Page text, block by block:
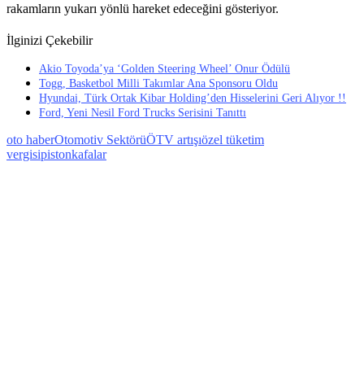
rakamların yukarı yönlü hareket edeceğini gösteriyor.
İlginizi Çekebilir
Akio Toyoda’ya ‘Golden Steering Wheel’ Onur Ödülü
Togg, Basketbol Milli Takımlar Ana Sponsoru Oldu
Hyundai, Türk Ortak Kibar Holding’den Hisselerini Geri Alıyor !!
Ford, Yeni Nesil Ford Trucks Serisini Tanıttı
oto haberOtomotiv SektörüÖTV artışıözel tüketim
vergisipistonkafalar